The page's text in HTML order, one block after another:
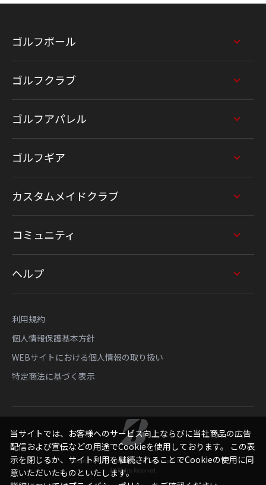
ゴルフボール
ゴルフクラブ
ゴルフアパレル
ゴルフギア
カスタムメイドクラブ
コミュニティ
ヘルプ
利用規約
個人情報保護基本方針
WEBサイトにおける個人情報の取り扱い
特定商法に基づく表示
Copyright © Bridgestone Sports Sales Japan Co., Ltd.
All Rights Reserved.
当サイトでは、お客様へのサービス向上ならびに当社商品の広告
配信および宣伝などの用途でCookieを使用しております。 この表
示を閉じるか、サイト利用を継続されることでCookieの使用に同
意いただいたものといたします。